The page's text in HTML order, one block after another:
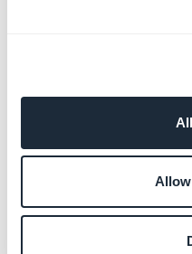
Richiedere agli
termini di
Importare o
utenti tramite file